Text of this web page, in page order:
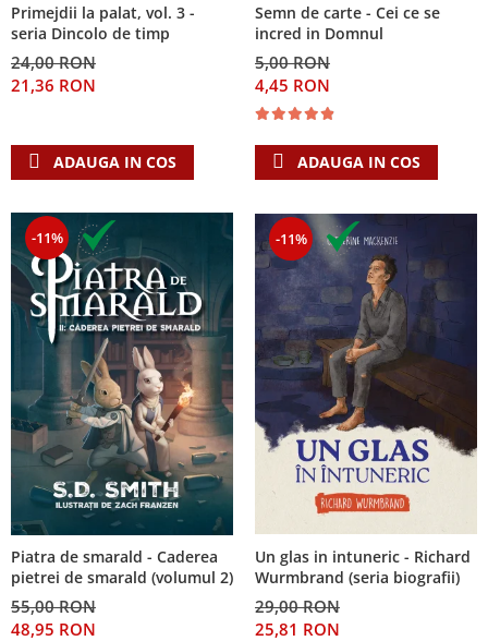
Primejdii la palat, vol. 3 -
seria Dincolo de timp
24,00 RON
21,36 RON
ADAUGA IN COS
Semn de carte - Cei ce se
incred in Domnul
5,00 RON
4,45 RON
ADAUGA IN COS
-11%
Piatra de smarald - Caderea
pietrei de smarald (volumul 2)
55,00 RON
48,95 RON
-11%
Un glas in intuneric - Richard
Wurmbrand (seria biografii)
29,00 RON
25,81 RON